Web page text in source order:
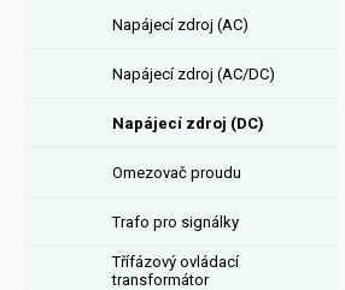
Napájecí zdroj (AC)
Napájecí zdroj (AC/DC)
Napájecí zdroj (DC)
Omezovač proudu
Trafo pro signálky
Třífázový ovládací
transformátor